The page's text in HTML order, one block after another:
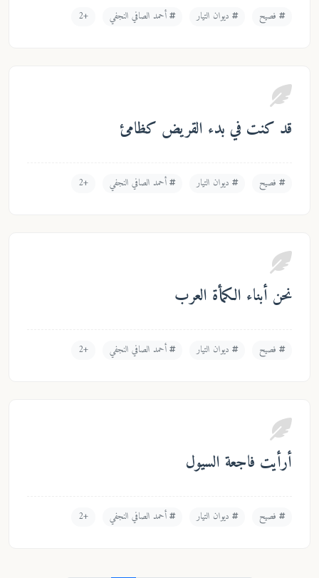
فصيح ديوان التيار أحمد الصافي النجفي +2
قد كنت في بدء القريض كظامئ
فصيح ديوان التيار أحمد الصافي النجفي +2
نحن أبناء الكمأة العرب
فصيح ديوان التيار أحمد الصافي النجفي +2
أرأيت فاجعة السيول
فصيح ديوان التيار أحمد الصافي النجفي +2